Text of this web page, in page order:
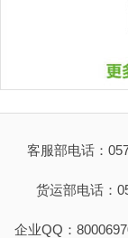
客服部电话：
货运部电话：
企业QQ：